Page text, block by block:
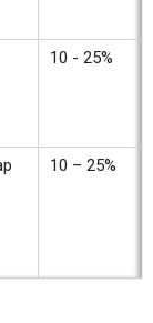
10 - 25%
10 – 25%